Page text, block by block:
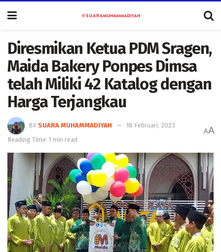
Diresmikan Ketua PDM Sragen,
Maida Bakery Ponpes Dimsa
telah Miliki 42 Katalog dengan
Harga Terjangkau
BY SUARA MUHAMMADIYAH
18 Februari, 2023
Reading Time: 1 min read
AA